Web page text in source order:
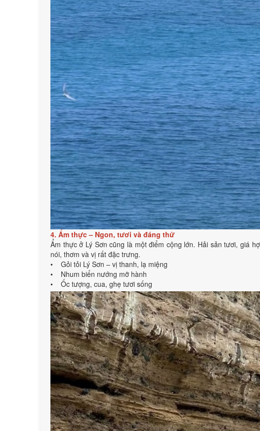
4. Ẩm thực – Ngon, tươi và đáng thử
Ẩm thực ở Lý Sơn cũng là một điểm cộng lớn. Hải sản tươi, giá
nói, thơm và vị rất đặc trưng.
• Gỏi tỏi Lý Sơn – vị thanh, lạ miệng
• Nhum biển nướng mỡ hành
• Ốc tượng, cua, ghẹ tươi sống